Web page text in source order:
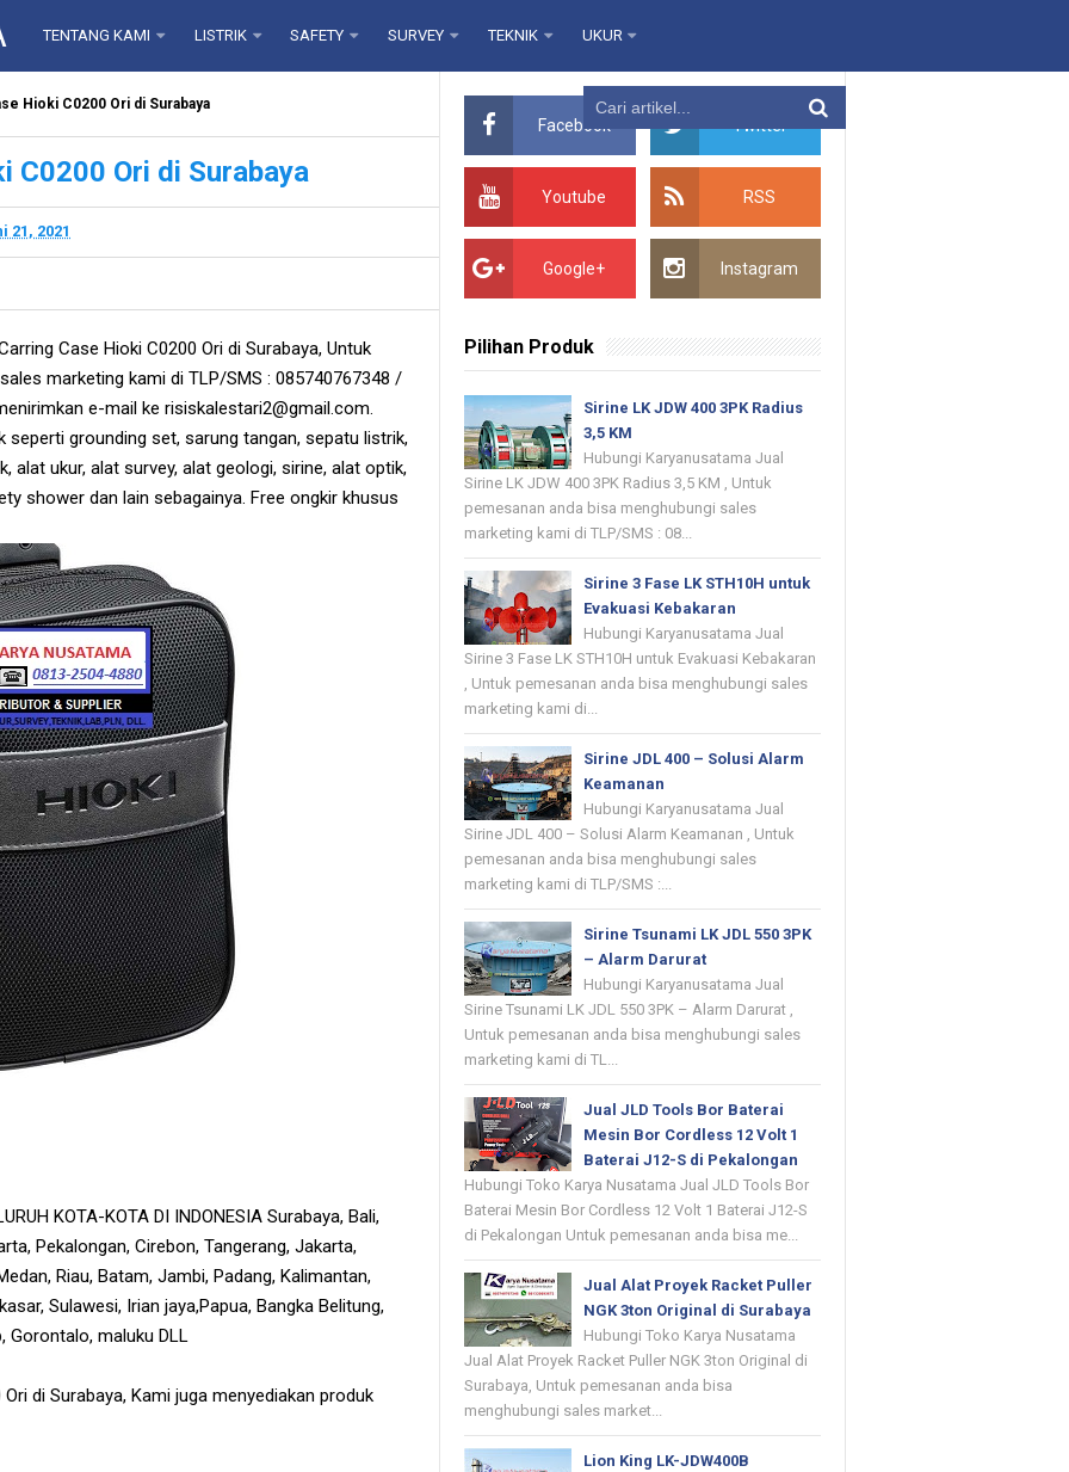
TENTANG KAMI LISTRIK SAFETY SURVEY TEKNIK UKUR
Hioki C0200 Ori di Surabaya
C0200 Ori di Surabaya
21, 2021
Case Hioki C0200 Ori di Surabaya, Untuk
marketing kami di TLP/SMS : 085740767348 /
e-mail ke risiskalestari2@gmail.com.
seperti grounding set, sarung tangan, sepatu listrik,
alat ukur, alat survey, alat geologi, sirine, alat optik,
shower dan lain sebagainya. Free ongkir khusus
KOTA-KOTA DI INDONESIA Surabaya, Bali,
Pekalongan, Cirebon, Tangerang, Jakarta,
Riau, Batam, Jambi, Padang, Kalimantan,
Sulawesi, Irian jaya,Papua, Bangka Belitung,
Gorontalo, maluku DLL
di Surabaya, Kami juga menyediakan produk
Facebook Twitter
Youtube RSS
Google+ Instagram
Pilihan Produk
Sirine LK JDW 400 3PK Radius
3,5 KM
Hubungi Karyanusatama Jual
Sirine LK JDW 400 3PK Radius 3,5 KM , Untuk
pemesanan anda bisa menghubungi sales
marketing kami di TLP/SMS : 08...
Sirine 3 Fase LK STH10H untuk
Evakuasi Kebakaran
Hubungi Karyanusatama Jual
Sirine 3 Fase LK STH10H untuk Evakuasi Kebakaran
, Untuk pemesanan anda bisa menghubungi sales
marketing kami di...
Sirine JDL 400 – Solusi Alarm
Keamanan
Hubungi Karyanusatama Jual
Sirine JDL 400 – Solusi Alarm Keamanan , Untuk
pemesanan anda bisa menghubungi sales
marketing kami di TLP/SMS :...
Sirine Tsunami LK JDL 550 3PK
– Alarm Darurat
Hubungi Karyanusatama Jual
Sirine Tsunami LK JDL 550 3PK – Alarm Darurat ,
Untuk pemesanan anda bisa menghubungi sales
marketing kami di TL...
Jual JLD Tools Bor Baterai
Mesin Bor Cordless 12 Volt 1
Baterai J12-S di Pekalongan
Hubungi Toko Karya Nusatama Jual JLD Tools Bor
Baterai Mesin Bor Cordless 12 Volt 1 Baterai J12-S
di Pekalongan Untuk pemesanan anda bisa me...
Jual Alat Proyek Racket Puller
NGK 3ton Original di Surabaya
Hubungi Toko Karya Nusatama
Jual Alat Proyek Racket Puller NGK 3ton Original di
Surabaya, Untuk pemesanan anda bisa
menghubungi sales market...
Lion King LK-JDW400B